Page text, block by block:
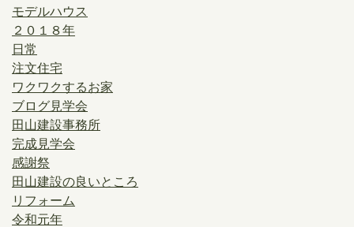
モデルハウス
２０１８年
日常
注文住宅
ワクワクするお家
ブログ見学会
田山建設事務所
完成見学会
感謝祭
田山建設の良いところ
リフォーム
令和元年